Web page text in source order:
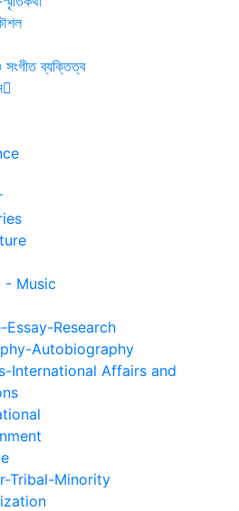
সংগীত ব্যক্তিত্ব
- Music
Research
Autobiography
International Affairs and
Tribal-Minority